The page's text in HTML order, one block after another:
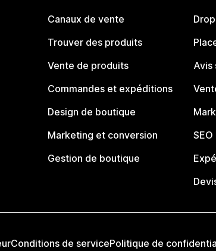
Canaux de vente
Trouver des produits
Vente de produits
Commandes et expéditions
Design de boutique
Marketing et conversion
Gestion de boutique
Avis
SEO
Conditions de servicePolitique de